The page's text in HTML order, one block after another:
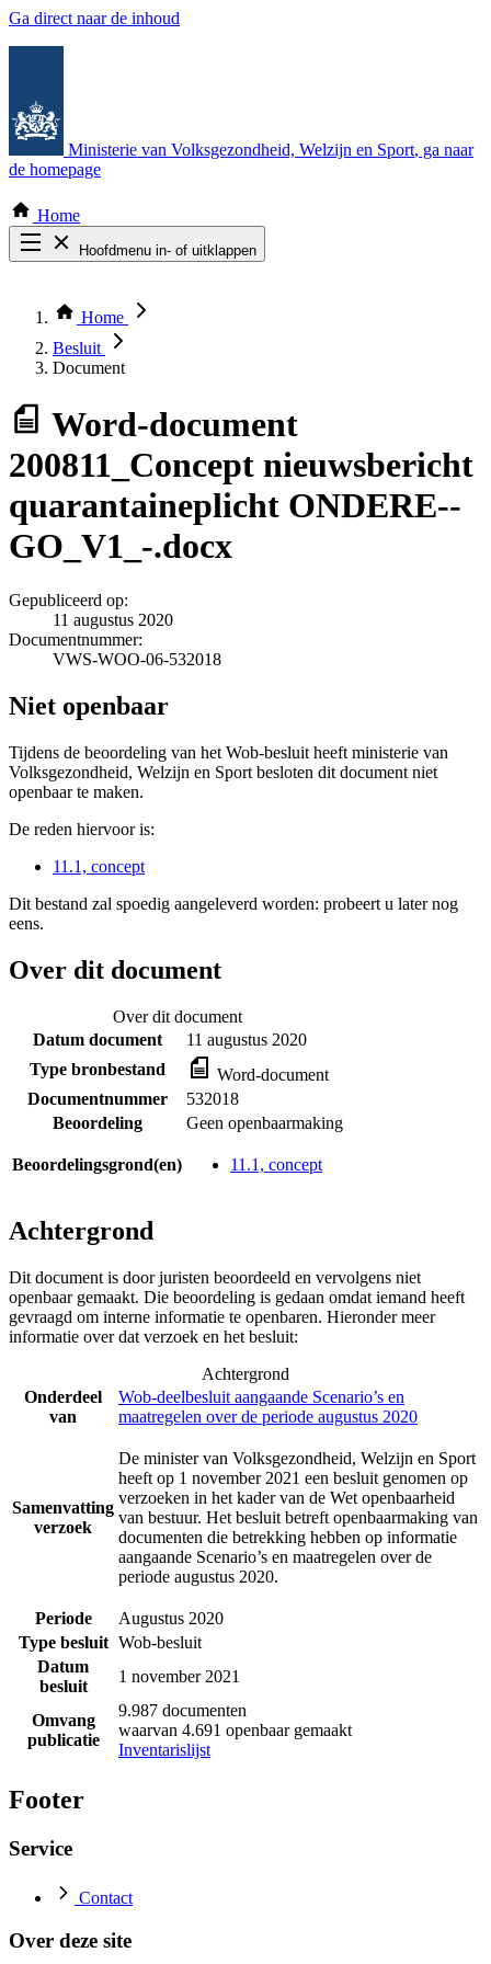
Ga direct naar de inhoud
Ministerie van Volksgezondheid, Welzijn en Sport, ga naar
de homepage
Home
Hoofdmenu in- of uitklappen
Thema COVID-19
Bekijk per bestuursorgaan
Home
Besluit
Document
Word-document
200811_Concept nieuwsbericht
quarantaineplicht ONDERE--
GO_V1_-.docx
Gepubliceerd op:
11 augustus 2020
Documentnummer:
VWS-WOO-06-532018
Niet openbaar
Tijdens de beoordeling van het Wob-besluit heeft ministerie van
Volksgezondheid, Welzijn en Sport besloten dit document niet
openbaar te maken.
De reden hiervoor is:
11.1, concept
Dit bestand zal spoedig aangeleverd worden: probeert u later nog
eens.
Over dit document
Over dit document
Datum document
11 augustus 2020
Type bronbestand
Word-document
Documentnummer
532018
Beoordeling
Geen openbaarmaking
Beoordelingsgrond(en) 11.1, concept
Achtergrond
Dit document is door juristen beoordeeld en vervolgens niet
openbaar gemaakt. Die beoordeling is gedaan omdat iemand heeft
gevraagd om interne informatie te openbaren. Hieronder meer
informatie over dat verzoek en het besluit:
Achtergrond
Onderdeel
van
Wob-deelbesluit aangaande Scenario’s en
maatregelen over de periode augustus 2020
Samenvatting
verzoek
De minister van Volksgezondheid, Welzijn en Sport
heeft op 1 november 2021 een besluit genomen op
verzoeken in het kader van de Wet openbaarheid
van bestuur. Het besluit betreft openbaarmaking van
documenten die betrekking hebben op informatie
aangaande Scenario’s en maatregelen over de
periode augustus 2020.
Periode
Augustus 2020
Type besluit Wob-besluit
Datum
besluit
1 november 2021
Omvang
publicatie
9.987 documenten
waarvan 4.691 openbaar gemaakt
Inventarislijst
Footer
Service
Contact
Over deze site